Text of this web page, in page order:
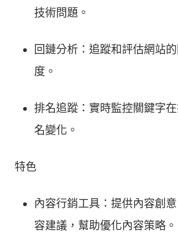
技術問題。
回鏈分析：追蹤和評估網站
度。
排名追蹤：實時監控關鍵字
名變化。
特色
內容行銷工具：提供內容創
容建議，幫助優化內容策略。